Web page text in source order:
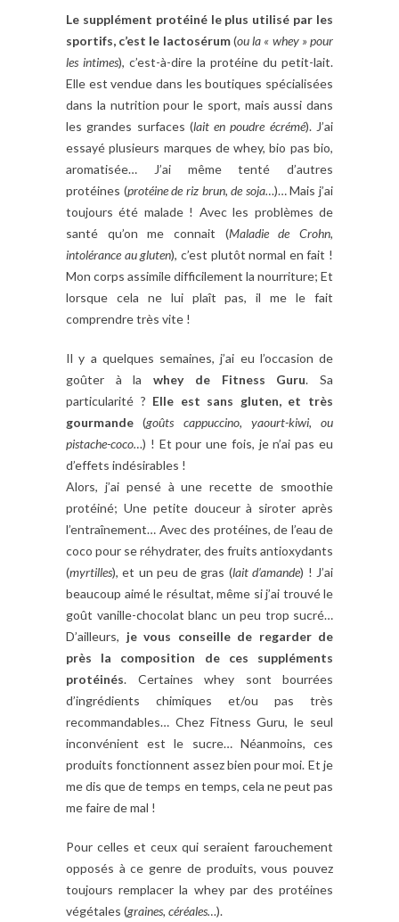
Le supplément protéiné le plus utilisé par les
sportifs, c’est le lactosérum(ou la « whey » pour
les intimes), c’est-à-dire la protéine du petit-lait.
Elle est vendue dans les boutiques spécialisées
dans la nutrition pour le sport, mais aussi dans
les grandes surfaces (lait en poudre écrémé). J’ai
essayé plusieurs marques de whey, bio pas bio,
aromatisée… J’ai même tenté d’autres
protéines (protéine de riz brun, de soja…)… Mais j’ai
toujours été malade ! Avec les problèmes de
santé qu’on me connait (Maladie de Crohn,
intolérance au gluten), c’est plutôt normal en fait !
Mon corps assimile difficilement la nourriture; Et
lorsque cela ne lui plaît pas, il me le fait
comprendre très vite !
Il y a quelques semaines, j’ai eu l’occasion de
goûter à lawhey de Fitness Guru. Sa
particularité ? Elle est sans gluten, et très
gourmande (goûts cappuccino, yaourt-kiwi, ou
pistache-coco…) ! Et pour une fois, je n’ai pas eu
d’effets indésirables !
Alors, j’ai pensé à une recette de smoothie
protéiné; Une petite douceur à siroter après
l’entraînement… Avec des protéines, de l’eau de
coco pour se réhydrater, des fruits antioxydants
(myrtilles), et un peu de gras (lait d’amande) ! J’ai
beaucoup aimé le résultat, même si j’ai trouvé le
goût vanille-chocolat blanc un peu trop sucré…
D’ailleurs, je vous conseille de regarder de
près la composition de ces suppléments
protéinés. Certaines whey sont bourrées
d’ingrédients chimiques et/ou pas très
recommandables… Chez Fitness Guru, le seul
inconvénient est le sucre… Néanmoins, ces
produits fonctionnent assez bien pour moi. Et je
me dis que de temps en temps, cela ne peut pas
me faire de mal !
Pour celles et ceux qui seraient farouchement
opposés à ce genre de produits, vous pouvez
toujours remplacer la whey par des protéines
végétales (graines, céréales…).